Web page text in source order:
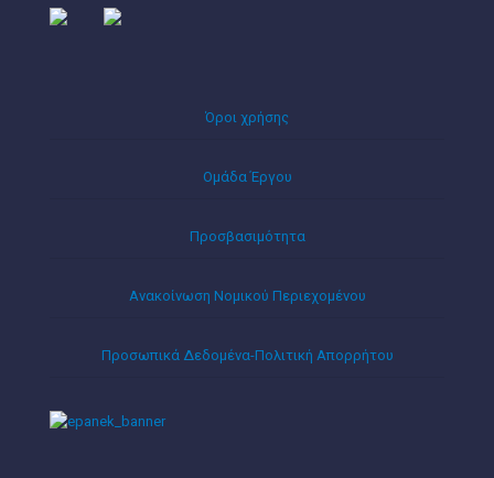
Όροι χρήσης
Ομάδα Έργου
Προσβασιμότητα
Ανακοίνωση Νομικού Περιεχομένου
Προσωπικά Δεδομένα-Πολιτική Απορρήτου